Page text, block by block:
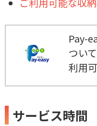
Pay-
つい
利用
サービス時間